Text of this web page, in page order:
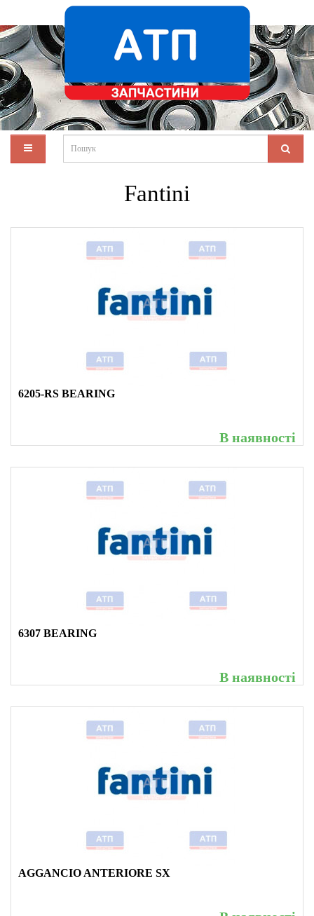
Fantini
6205-RS BEARING
В наявності
6307 BEARING
В наявності
AGGANCIO ANTERIORE SX